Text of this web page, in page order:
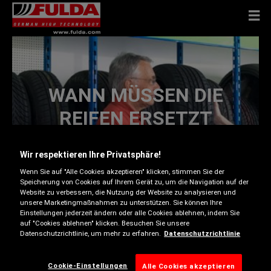
WANN MÜSSEN DIE
REIFEN ERSETZT
Wie bereits in den vorherigen Kapiteln besprochen,
ist die Laufleistung eines Reifen von sehr vielen
sich die Tatsache, dass man hier keine festen
Wir respektieren Ihre Privatsphäre!
Wenn Sie auf "Alle Cookies akzeptieren" klicken, stimmen Sie der
Speicherung von Cookies auf Ihrem Gerät zu, um die Navigation auf der
Website zu verbessern, die Nutzung der Website zu analysieren und
unsere Marketingmaßnahmen zu unterstützen. Sie können Ihre
Einstellungen jederzeit ändern oder alle Cookies ablehnen, indem Sie
auf "Cookies ablehnen" klicken. Besuchen Sie unsere
Datenschutzrichtlinie, um mehr zu erfahren.
Datenschutzrichtlinie
Cookie-Einstellungen Alle Cookies akzeptieren